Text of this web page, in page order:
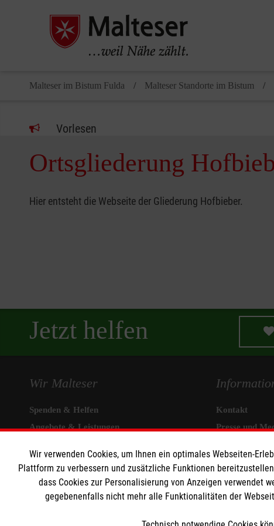
Malteser im Bistum Fulda Malteser Standorte im Bistum
Vorlesen
Ortsgliederung
Hier entsteht die Webseite der Gliederung Hofbieber.
Jetzt helfen
Wir Malteser
Spenden & Helfen
Angebote & Leistungen
Mitarbeiten & Stellenangebote
Wir Malteser
Kontakt
Presse und
Datenschutz
Wir verwenden Cookies, um Ihnen ein optimales Webseiten-
Plattform zu verbessern und zusätzliche Funktionen
dass Cookies zur Personalisierung von Anzeigen verwendet
gegebenenfalls nicht mehr alle Funktionalitäten der